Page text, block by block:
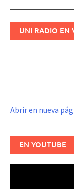
UNI RADIO EN
Abrir en nueva
EN YOUTUBE